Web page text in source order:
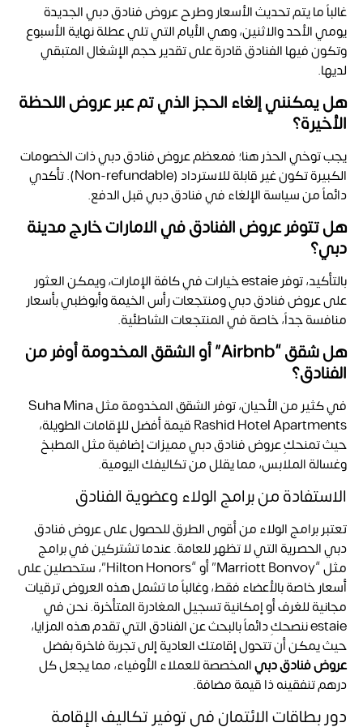
غالباً ما يتم تحديث الأسعار وطرحعروض فنادق دبيالجديدة
يومي الأحد والاثنين، وهي الأيام التي تلي عطلة نهاية الأسبوع
وتكون فيها الفنادق قادرة على تقدير حجم الإشغال المتبقي
لديها.
هل يمكنني إلغاء الحجز الذي تم عبر عروض اللحظة
الأخيرة؟
يجب توخي الحذر هنا؛ فمعظمعروض فنادق دبي ذات الخصومات
الكبيرة تكون غير قابلة للاسترداد (Non-refundable). تأكدي
دائماً من سياسة الإلغاء في فنادق دبي قبل الدفع.
هل تتوفر عروض الفنادق في الامارات خارج مدينة
دبي؟
بالتأكيد، توفر
estaie خيارات في كافة الإمارات، ويمكن العثور
على عروض فنادق دبيومنتجعات رأس الخيمة وأبوظبي بأسعار
منافسة جداً، خاصة في المنتجعات الشاطئية.
هل شقق “Airbnb” أو الشقق المخدومة أوفر من
الفنادق؟
في كثير من الأحيان، توفر الشقق المخدومة مثلSuha Mina
Rashid Hotel Apartments قيمة أفضل للإقامات الطويلة،
حيث تمنحكِ عروض فنادق دبيمميزات إضافية مثل المطبخ
وغسالة الملابس، مما يقلل من تكاليفك اليومية.
الاستفادة من برامج الولاء وعضوية الفنادق
تعتبر برامج الولاء من أقوى الطرق للحصول على عروض فنادق
دبي الحصرية التي لا تظهر للعامة. عندما تشتركين في برامج
مثل “Marriott Bonvoy” أو “Hilton Honors”، ستحصلين على
أسعار خاصة بالأعضاء فقط، وغالباً ما تشمل هذه العروض ترقيات
مجانية للغرف أو إمكانية تسجيل المغادرة المتأخرة. نحن في
estaie ننصحكِ دائماً بالبحث عن الفنادق التي تقدم هذه المزايا،
حيث يمكن أن تتحول إقامتك العادية إلى تجربة فاخرة بفضل
عروض فنادق دبيالمخصصة للعملاء الأوفياء، مما يجعل كل
درهم تنفقينه ذا قيمة مضافة.
دور بطاقات الائتمان في توفير تكاليف الإقامة